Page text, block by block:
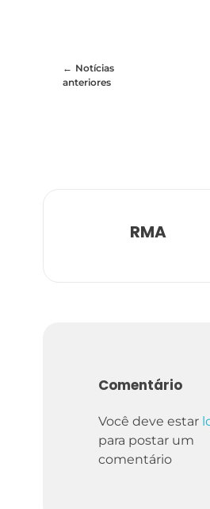
Notícias
anteriores
RMA
Comentário
Você deve estar
para postar um
comentário